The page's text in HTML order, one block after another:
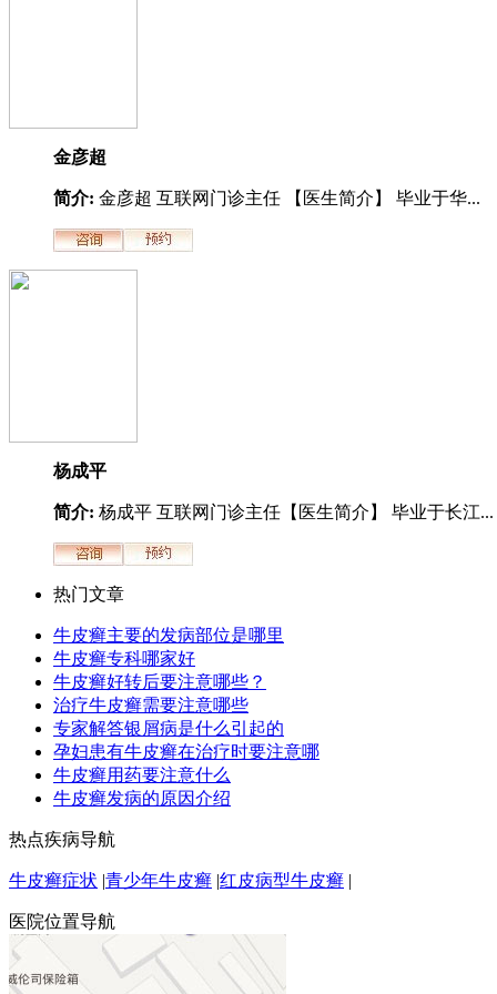
金彦超
简介: 金彦超 互联网门诊主任 【医生简介】 毕业于华...
杨成平
简介: 杨成平 互联网门诊主任【医生简介】 毕业于长江...
热门文章
牛皮癣主要的发病部位是哪里
牛皮癣专科哪家好
牛皮癣好转后要注意哪些？
治疗牛皮癣需要注意哪些
专家解答银屑病是什么引起的
孕妇患有牛皮癣在治疗时要注意哪
牛皮癣用药要注意什么
牛皮癣发病的原因介绍
热点疾病导航
牛皮癣症状 |青少年牛皮癣 |红皮病型牛皮癣 |
医院位置导航